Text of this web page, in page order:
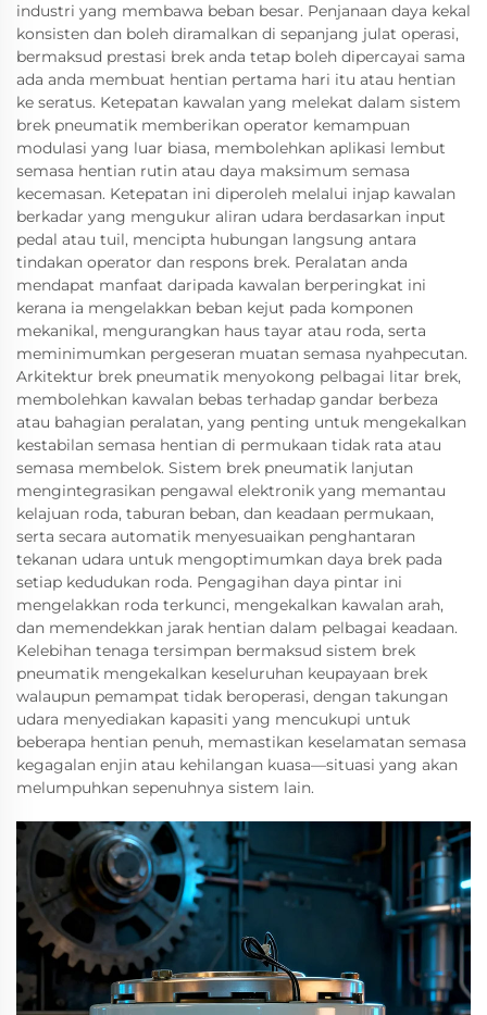
industri yang membawa beban besar. Penjanaan daya kekal
konsisten dan boleh diramalkan di sepanjang julat operasi,
bermaksud prestasi brek anda tetap boleh dipercayai sama
ada anda membuat hentian pertama hari itu atau hentian
ke seratus. Ketepatan kawalan yang melekat dalam sistem
brek pneumatik memberikan operator kemampuan
modulasi yang luar biasa, membolehkan aplikasi lembut
semasa hentian rutin atau daya maksimum semasa
kecemasan. Ketepatan ini diperoleh melalui injap kawalan
berkadar yang mengukur aliran udara berdasarkan input
pedal atau tuil, mencipta hubungan langsung antara
tindakan operator dan respons brek. Peralatan anda
mendapat manfaat daripada kawalan berperingkat ini
kerana ia mengelakkan beban kejut pada komponen
mekanikal, mengurangkan haus tayar atau roda, serta
meminimumkan pergeseran muatan semasa nyahpecutan.
Arkitektur brek pneumatik menyokong pelbagai litar brek,
membolehkan kawalan bebas terhadap gandar berbeza
atau bahagian peralatan, yang penting untuk mengekalkan
kestabilan semasa hentian di permukaan tidak rata atau
semasa membelok. Sistem brek pneumatik lanjutan
mengintegrasikan pengawal elektronik yang memantau
kelajuan roda, taburan beban, dan keadaan permukaan,
serta secara automatik menyesuaikan penghantaran
tekanan udara untuk mengoptimumkan daya brek pada
setiap kedudukan roda. Pengagihan daya pintar ini
mengelakkan roda terkunci, mengekalkan kawalan arah,
dan memendekkan jarak hentian dalam pelbagai keadaan.
Kelebihan tenaga tersimpan bermaksud sistem brek
pneumatik mengekalkan keseluruhan keupayaan brek
walaupun pemampat tidak beroperasi, dengan takungan
udara menyediakan kapasiti yang mencukupi untuk
beberapa hentian penuh, memastikan keselamatan semasa
kegagalan enjin atau kehilangan kuasa—situasi yang akan
melumpuhkan sepenuhnya sistem lain.